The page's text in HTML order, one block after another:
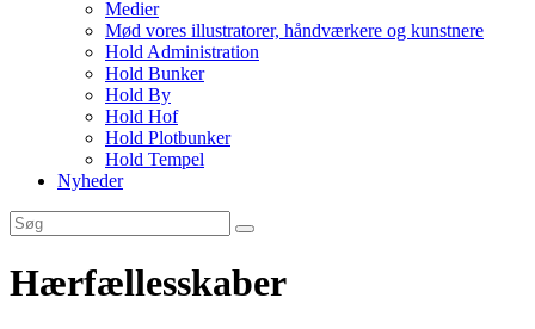
Medier
Mød vores illustratorer, håndværkere og kunstnere
Hold Administration
Hold Bunker
Hold By
Hold Hof
Hold Plotbunker
Hold Tempel
Nyheder
Hærfællesskaber